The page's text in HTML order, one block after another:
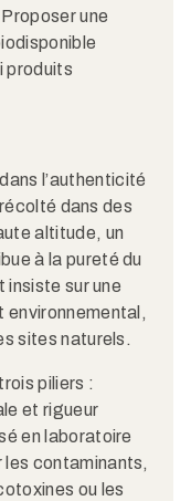
une
produits
l’authenticité
dans des
altitude, un
à la pureté du
insiste sur une
environnemental,
sites naturels.
piliers :
et rigueur
en laboratoire
les contaminants,
ou les